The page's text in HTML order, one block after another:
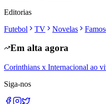
Editorias
Futebol
TV Novelas
Em alta agora
Corinthians x Internacional ao
Siga-nos